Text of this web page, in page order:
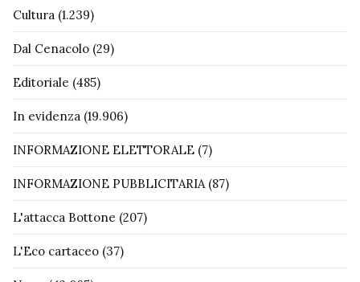
Cultura (1.239)
Dal Cenacolo (29)
Editoriale (485)
In evidenza (19.906)
INFORMAZIONE ELETTORALE (7)
INFORMAZIONE PUBBLICITARIA(87)
L'attacca Bottone (207)
L'Eco cartaceo (37)